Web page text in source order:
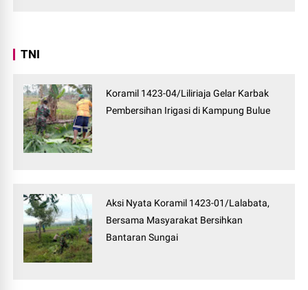
TNI
Koramil 1423-04/Liliriaja Gelar Karbak
Pembersihan Irigasi di Kampung Bulue
Aksi Nyata Koramil 1423-01/Lalabata,
Bersama Masyarakat Bersihkan
Bantaran Sungai